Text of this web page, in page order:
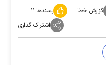
گزارش خطا پسندها:۱۱
اشتراک گذاری